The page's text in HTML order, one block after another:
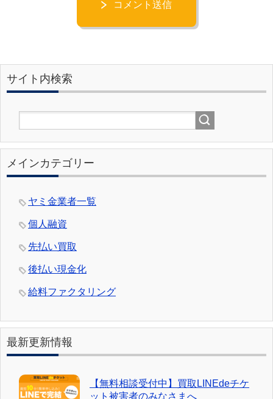
コメント送信
サイト内検索
メインカテゴリー
ヤミ金業者一覧
個人融資
先払い買取
後払い現金化
給料ファクタリング
最新更新情報
【無料相談受付中】買取LINEdeチケ
ット被害者のみなさまへ